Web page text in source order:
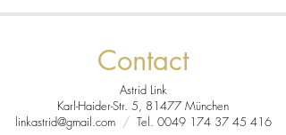
Contact
Astrid Link
Karl-Haider-Str. 5, 81477 München
linkastrid@gmail.com /Tel. 0049 174 37 45 416